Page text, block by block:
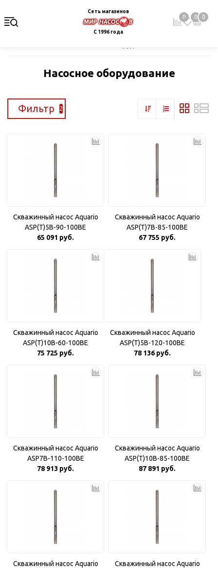
Сеть магазинов
С 1996 года
0 0 0
Насосное оборудование
Фильтр 2
Скважинный насос Aquario
ASP(T)5B-90-100BE
65 091 руб.
Скважинный насос Aquario
ASP(T)7B-85-100BE
67 755 руб.
Скважинный насос Aquario
ASP(T)10B-60-100BE
75 725 руб.
Скважинный насос Aquario
ASP(T)5B-120-100BE
78 136 руб.
Скважинный насос Aquario
ASP7B-110-100BE
78 913 руб.
Скважинный насос Aquario
ASP(T)10B-85-100BE
87 891 руб.
Скважинный насос Aquario
Скважинный насос Aquario